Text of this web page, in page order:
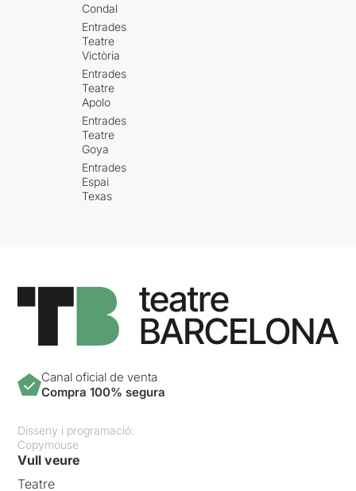
Condal
Entrades
Teatre
Victòria
Entrades
Teatre
Apolo
Entrades
Teatre
Goya
Entrades
Espai
Texas
Canal oficial de venta
Compra 100% segura
Disseny i programació:
Copymouse
Vull veure
Teatre